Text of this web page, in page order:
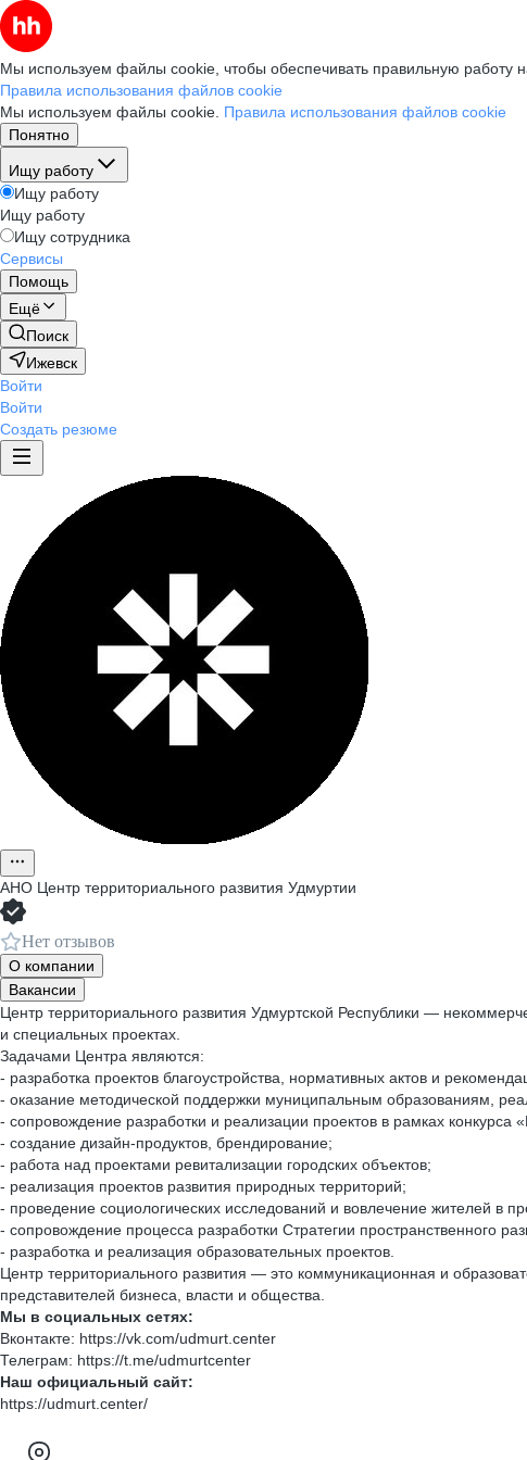
Мы используем файлы cookie, чтобы обеспечивать правильную работу
Правила использования файлов cookie
Мы используем файлы cookie. Правила использования файлов cookie
Понятно
Ищу работу
Ищу работу
Ищу работу
Ищу сотрудника
Сервисы
Помощь
Ещё
Поиск
Ижевск
Войти
Войти
Создать резюме
АНО Центр территориального развития Удмуртии
Нет отзывов
О компании
Вакансии
Центр территориального развития Удмуртской Республики —
и специальных проектах.
Задачами Центра являются:
- разработка проектов благоустройства, нормативных актов и
- оказание методической поддержки муниципальным образованиям,
- сопровождение разработки и реализации проектов в рамках
- создание дизайн-продуктов, брендирование;
- работа над проектами ревитализации городских объектов;
- реализация проектов развития природных территорий;
- проведение социологических исследований и вовлечение жителей в
- сопровождение процесса разработки Стратегии пространственного
- разработка и реализация образовательных проектов.
Центр территориального развития — это коммуникационная и
представителей бизнеса, власти и общества.
Мы в социальных сетях:
Вконтакте: https://vk.com/udmurt.center
Телеграм: https://t.me/udmurtcenter
Наш официальный сайт:
https://udmurt.center/